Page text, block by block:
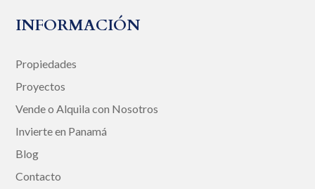
INFORMACIÓN
Propiedades
Proyectos
Vende o Alquila con Nosotros
Invierte en Panamá
Blog
Contacto